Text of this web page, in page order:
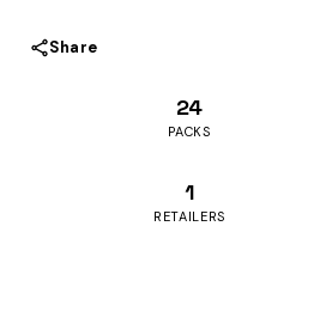
Share
24
PACKS
1
RETAILERS